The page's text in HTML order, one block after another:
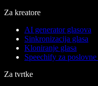
Za kreatore
AI generator glasova
Sinkronizacija glasa
Kloniranje glasa
Speechify za
Za tvrtke